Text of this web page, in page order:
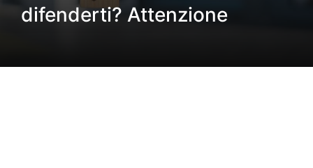
difenderti? Attenzione